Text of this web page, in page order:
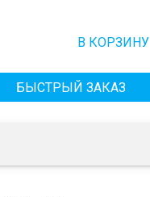
В КОРЗИНУ
БЫСТРЫЙ ЗАКАЗ